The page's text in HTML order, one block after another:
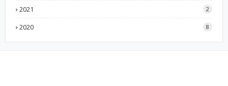
2021 2
2020 8